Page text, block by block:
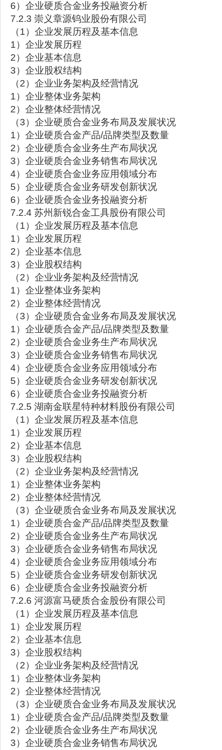
6）企业硬质合金业务投融资分析
7.2.3 崇义章源钨业股份有限公司
（1）企业发展历程及基本信息
1）企业发展历程
2）企业基本信息
3）企业股权结构
（2）企业业务架构及经营情况
1）企业整体业务架构
2）企业整体经营情况
（3）企业硬质合金业务布局及发展状况
1）企业硬质合金产品/品牌类型及数量
2）企业硬质合金业务生产布局状况
3）企业硬质合金业务销售布局状况
4）企业硬质合金业务应用领域分布
5）企业硬质合金业务研发创新状况
6）企业硬质合金业务投融资分析
7.2.4 苏州新锐合金工具股份有限公司
（1）企业发展历程及基本信息
1）企业发展历程
2）企业基本信息
3）企业股权结构
（2）企业业务架构及经营情况
1）企业整体业务架构
2）企业整体经营情况
（3）企业硬质合金业务布局及发展状况
1）企业硬质合金产品/品牌类型及数量
2）企业硬质合金业务生产布局状况
3）企业硬质合金业务销售布局状况
4）企业硬质合金业务应用领域分布
5）企业硬质合金业务研发创新状况
6）企业硬质合金业务投融资分析
7.2.5 湖南金联星特种材料股份有限公司
（1）企业发展历程及基本信息
1）企业发展历程
2）企业基本信息
3）企业股权结构
（2）企业业务架构及经营情况
1）企业整体业务架构
2）企业整体经营情况
（3）企业硬质合金业务布局及发展状况
1）企业硬质合金产品/品牌类型及数量
2）企业硬质合金业务生产布局状况
3）企业硬质合金业务销售布局状况
4）企业硬质合金业务应用领域分布
5）企业硬质合金业务研发创新状况
6）企业硬质合金业务投融资分析
7.2.6 河源富马硬质合金股份有限公司
（1）企业发展历程及基本信息
1）企业发展历程
2）企业基本信息
3）企业股权结构
（2）企业业务架构及经营情况
1）企业整体业务架构
2）企业整体经营情况
（3）企业硬质合金业务布局及发展状况
1）企业硬质合金产品/品牌类型及数量
2）企业硬质合金业务生产布局状况
3）企业硬质合金业务销售布局状况